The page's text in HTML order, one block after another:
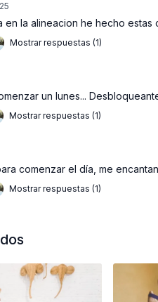
en la alineacion he hecho
Mostrar respuestas (1)
un lunes...
Mostrar respuestas (1)
comenzar el día, me
Mostrar respuestas (1)